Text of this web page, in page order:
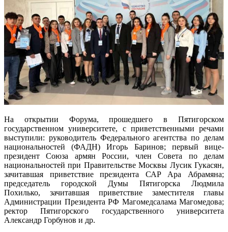
На открытии Форума, прошедшего в Пятигорском
государственном университете, с приветственными речами
выступили: руководитель Федерального агентства по делам
национальностей (ФАДН) Игорь Баринов; первый вице-
президент Союза армян России, член Совета по делам
национальностей при Правительстве Москвы Лусик Гукасян,
зачитавшая приветствие президента САР Ара Абрамяна;
председатель городской Думы Пятигорска Людмила
Похилько, зачитавшая приветствие заместителя главы
Администрации Президента РФ Магомедсалама Магомедова;
ректор Пятигорского государственного университета
Александр Горбунов и др.